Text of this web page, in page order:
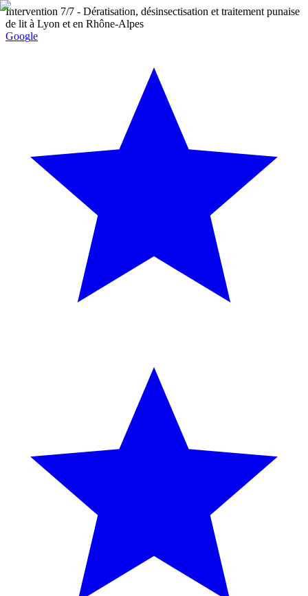
Intervention 7/7 - Dératisation, désinsectisation et traitement punaise
de lit à Lyon et en Rhône-Alpes
Google